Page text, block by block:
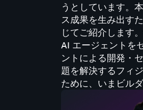
うとしています。
ス成果を生み出す
じてご紹介します
AI エージェントを
ントによる開発・
題を解決するフィ
ために、いまビル